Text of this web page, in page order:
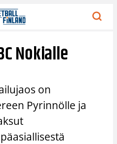
Nokialle
on
Pyrinnölle ja